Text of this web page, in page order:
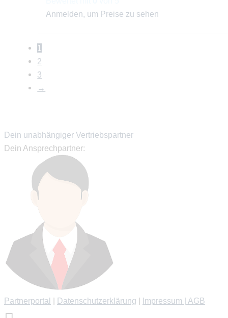
Anmelden, um Preise zu sehen
1
2
3
→
Dein unabhängiger Vertriebspartner
Dein Ansprechpartner:
Partnerportal | Datenschutzerklärung | Impressum | AGB